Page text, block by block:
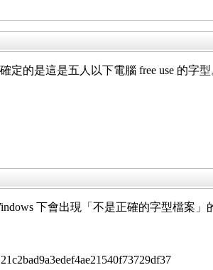
定的是這是五人以下電腦 free use 的字型
下會出現「不是正確的字型檔案」